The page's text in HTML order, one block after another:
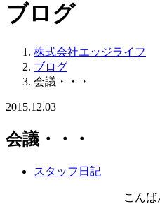
ブログ
株式会社エッジライフ
ブログ
会議・・・
2015.12.03
会議・・・
スタッフ日記
こんば